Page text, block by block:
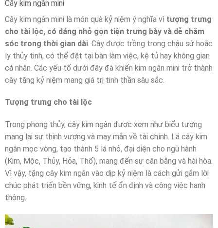
Cây kim ngân mini
Cây kim ngân mini là món quà kỷ niệm ý nghĩa vì tượng trưng
cho tài lộc, có dáng nhỏ gọn tiện trưng bày và dễ chăm
sóc trong thời gian dài . Cây được trồng trong chậu sứ hoặc
ly thủy tinh, có thể đặt tại bàn làm việc, kệ tủ hay không gian
cá nhân. Các yếu tố dưới đây đã khiến kim ngân mini trở thành
cây tặng kỷ niệm mang giá trị tinh thần sâu sắc.
Tượng trưng cho tài lộc
Trong phong thủy, cây kim ngân được xem như biểu tượng
mang lại sự thịnh vượng và may mắn về tài chính. Lá cây kim
ngân mọc vòng, tạo thành 5 lá nhỏ, đại diện cho ngũ hành
(Kim, Mộc, Thủy, Hỏa, Thổ), mang đến sự cân bằng và hài hòa.
Vì vậy, tặng cây kim ngân vào dịp kỷ niệm là cách gửi gắm lời
chúc phát triển bền vững, kinh tế ổn định và công việc hanh
thông.